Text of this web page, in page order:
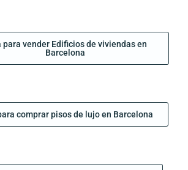
para vender Edificios de viviendas en
Barcelona
comprar pisos de lujo en Barcelona